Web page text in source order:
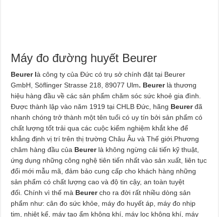
Máy đo đường huyết Beurer
Beurer là công ty của Đức có trụ sở chính đặt tại Beurer
GmbH, Söflinger Strasse 218, 89077 Ulm. Beurerlà thương
hiệu hàng đầu về các sản phẩm chăm sóc sức khoẻ gia đình.
Được thành lập vào năm 1919 tại CHLB Đức, hãng Beurerđã
nhanh chóng trở thành một tên tuổi có uy tín bởi sản phẩm có
chất lượng tốt trải qua các cuộc kiểm nghiệm khắt khe để
khẳng định vị trí trên thị trường Châu Âu và Thế giới.Phương
châm hàng đầu của Beurerlà không ngừng cải tiến kỹ thuật,
ứng dụng những công nghệ tiên tiến nhất vào sản xuất, liên tục
đổi mới mẫu mã, đảm bảo cung cấp cho khách hàng những
sản phẩm có chất lượng cao và độ tin cậy, an toàn tuyệt
đối. Chính vì thế mà Beurercho ra đời rất nhiều dòng sản
phẩm như: cân đo sức khỏe, máy đo huyết áp, máy đo nhịp
tim, nhiệt kế, máy tạo ẩm không khí, máy lọc không khí, máy